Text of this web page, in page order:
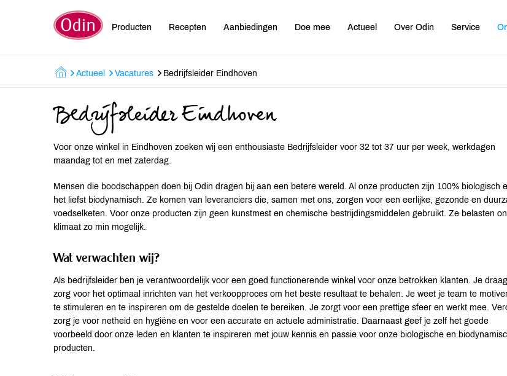
Producten Recepten Aanbiedingen Doe mee Actueel Over Odin Service
Actueel Vacatures Bedrijfsleider Eindhoven
Bedrijfsleider Eindhoven
Voor onze winkel in Eindhoven zoeken wij een enthousiaste Bedrijfsleider voor 32 tot 37 uur per week, werkdagen
maandag tot en met zaterdag.
Mensen die boodschappen doen bij Odin dragen bij aan een betere wereld. Al onze producten zijn 100% biologisch
het liefst biodynamisch. Ze komen van leveranciers die, samen met ons, zorgen voor een eerlijke, gezonde en
voedselketen. Voor onze producten zijn geen kunstmest en chemische bestrijdingsmiddelen gebruikt. Ze belasten
klimaat zo min mogelijk.
Wat verwachten wij?
Als bedrijfsleider ben je verantwoordelijk voor een goed functionerende winkel voor onze betrokken klanten. Je
zorg voor het optimaal inrichten van het verkoopproces om het beste resultaat te behalen. Je weet je team te
te stimuleren en te inspireren om de gestelde doelen te bereiken. Je zorgt voor een prettige sfeer en werkt mee.
zorg je voor netheid en hygiëne en voor een accurate en actuele administratie. Daarnaast geef je zelf het goede
voorbeeld door onze leden en klanten te inspireren met jouw kennis en passie voor onze biologische en
producten.